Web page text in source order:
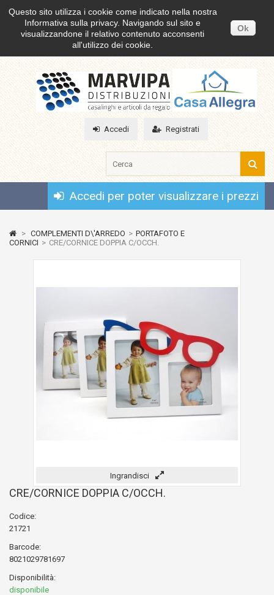
Questo sito utilizza i cookie come indicato nella nostra
Informativa sulla privacy. Navigando sul sito e
visualizzandone il relativo contenuto acconsenti
all'utilizzo dei cookie.
Ok
Accedi Registrati
Accedi per poter visualizzare i prezzi
> COMPLEMENTI D\'ARREDO > PORTAFOTO E
CORNICI > CRE/CORNICE DOPPIA C/OCCH.
Ingrandisci
CRE/CORNICE DOPPIA C/OCCH.
Codice:
21721
Barcode:
8021029781697
Disponibilità:
disponibile